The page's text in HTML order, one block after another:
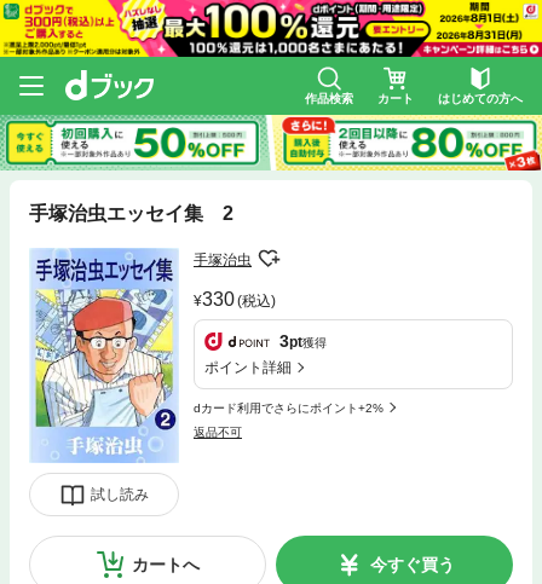
作品検索 カート はじめての方へ
手塚治虫エッセイ集 2
試し読み
手塚治虫
330(税込)
3pt獲得
ポイント詳細
dカード利用でさらにポイント+2%
返品不可
カートへ 今すぐ買う